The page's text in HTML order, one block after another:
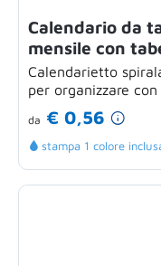
Calendario da
mensile con
Calendarietto
per organizzare con
da € 0,56
stampa 1 colore